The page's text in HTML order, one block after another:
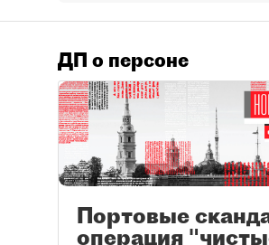
ДП о персоне
Портовые
операция